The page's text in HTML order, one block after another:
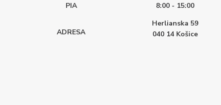
PIA
8:00 - 15:00
ADRESA
Herlianska 59
040 14 Košice